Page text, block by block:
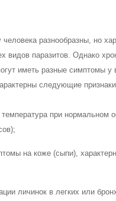
разнообразны, но
видов паразитов. Однако
иметь разные симптомы у
следующие
при нормальном
на коже (сыпи),
личинок в легких или